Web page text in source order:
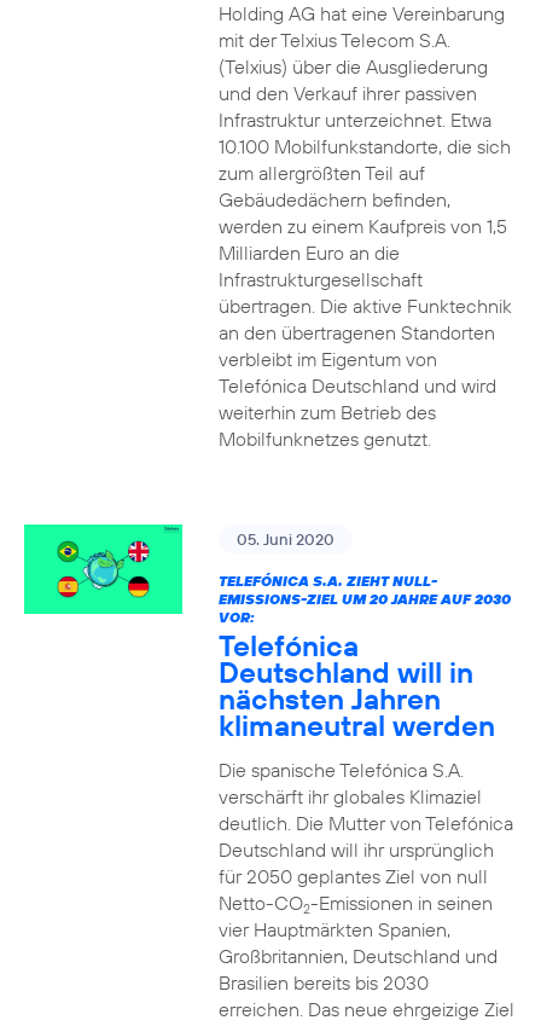
Holding AG hat eine Vereinbarung
mit der Telxius Telecom S.A.
(Telxius) über die Ausgliederung
und den Verkauf ihrer passiven
Infrastruktur unterzeichnet. Etwa
10.100 Mobilfunkstandorte, die sich
zum allergrößten Teil auf
Gebäudedächern befinden,
werden zu einem Kaufpreis von 1,5
Milliarden Euro an die
Infrastrukturgesellschaft
übertragen. Die aktive Funktechnik
an den übertragenen Standorten
verbleibt im Eigentum von
Telefónica Deutschland und wird
weiterhin zum Betrieb des
Mobilfunknetzes genutzt.
05. Juni 2020
TELEFÓNICA S.A. ZIEHT NULL-
EMISSIONS-ZIEL UM 20 JAHRE AUF 2030
VOR:
Telefónica
Deutschland will in
nächsten Jahren
klimaneutral werden
Die spanische Telefónica S.A.
verschärft ihr globales Klimaziel
deutlich. Die Mutter von Telefónica
Deutschland will ihr ursprünglich
für 2050 geplantes Ziel von null
Netto-CO2-Emissionen in seinen
vier Hauptmärkten Spanien,
Großbritannien, Deutschland und
Brasilien bereits bis 2030
erreichen. Das neue ehrgeizige Ziel